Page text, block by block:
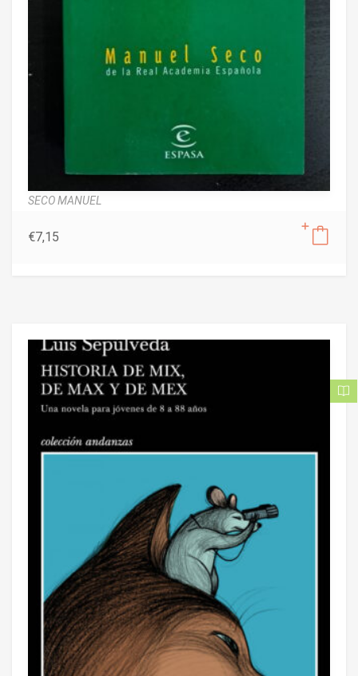
SECO MANUEL
€7,15